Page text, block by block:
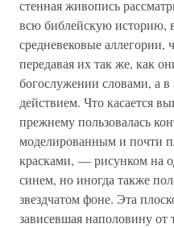
стенная живопись
всю библейскую историю,
средневековые аллегории,
передавая их так же, как
богослужении словами, а
действием. Что касается
прежнему пользовалась
моделированным и почти
красками, — рисунком на
синем, но иногда также
звездчатом фоне. Эта
зависевшая наполовину от